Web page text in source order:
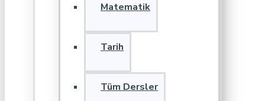
Matematik
Tarih
Tüm Dersler